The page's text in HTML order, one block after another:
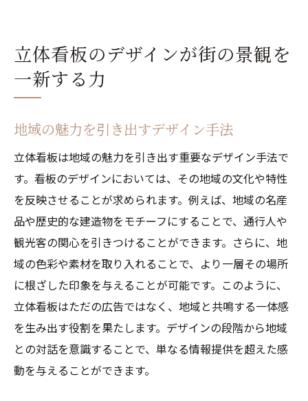
デザイン
立体看板が都市空間に与える心理的影響
立体看板の設計と素材選びの重要性
環境に優しい素材を用いた設計の工夫
素材の選定が視覚効果に与える影響
立体看板の設計工程における技術的チャレ
ンジ
設計段階から考慮すべき安全性のポイント
最適な素材選びで実現する立体看板の可能
性
立体看板が生み出す視覚的インパクトの秘密
人々を惹きつけるデザイン要素の活用
動きと静止のバランスが生む印象力
視覚的効果を高める立体感の演出
立体看板のデザインが街の景観を
一新する力
地域の魅力を引き出すデザイン手法
立体看板は地域の魅力を引き出す重要なデザイン手法で
す。看板のデザインにおいては、その地域の文化や特性
を反映させることが求められます。例えば、地域の名産
品や歴史的な建造物をモチーフにすることで、通行人や
観光客の関心を引きつけることができます。さらに、地
域の色彩や素材を取り入れることで、より一層その場所
に根ざした印象を与えることが可能です。このように、
立体看板はただの広告ではなく、地域と共鳴する一体感
を生み出す役割を果たします。デザインの段階から地域
との対話を意識することで、単なる情報提供を超えた感
動を与えることができます。